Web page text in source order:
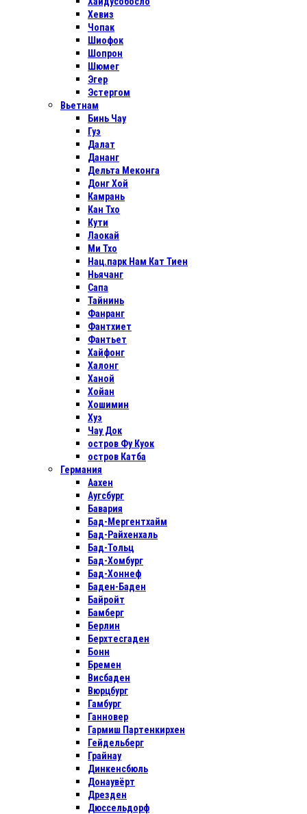
Хевиз
Чопак
Шиофок
Шопрон
Шюмег
Эгер
Эстергом
Вьетнам
Бинь Чау
Гуэ
Далат
Дананг
Дельта Меконга
Донг Хой
Камрань
Кан Тхо
Кути
Лаокай
Ми Тхо
Нац.парк Нам Кат Тиен
Ньячанг
Сапа
Тайнинь
Фанранг
Фантхиет
Фантьет
Хайфонг
Халонг
Ханой
Хойан
Хошимин
Хуэ
Чау Док
остров Фу Куок
остров Катба
Германия
Аахен
Аугсбург
Бавария
Бад-Мергентхайм
Бад-Райхенхаль
Бад-Тольц
Бад-Хомбург
Бад-Хоннеф
Баден-Баден
Байройт
Бамберг
Берлин
Берхтесгаден
Бонн
Бремен
Висбаден
Вюрцбург
Гамбург
Ганновер
Гармиш Партенкирхен
Гейдельберг
Грайнау
Динкенсбюль
Донаувёрт
Дрезден
Дюссельдорф